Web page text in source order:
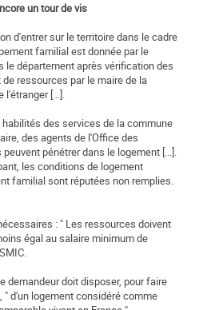
un tour de vis
d'entrer sur le territoire dans le cadre
familial est donnée par le
le département après vérification des
ressources par le maire de la
l'étranger [...].
des services de la commune
des agents de l'Office des
pénétrer dans le logement [...].
les conditions de logement
familial sont réputées non remplies.
: " Les ressources doivent
égal au salaire minimum de
demandeur doit disposer, pour faire
" d'un logement considéré comme